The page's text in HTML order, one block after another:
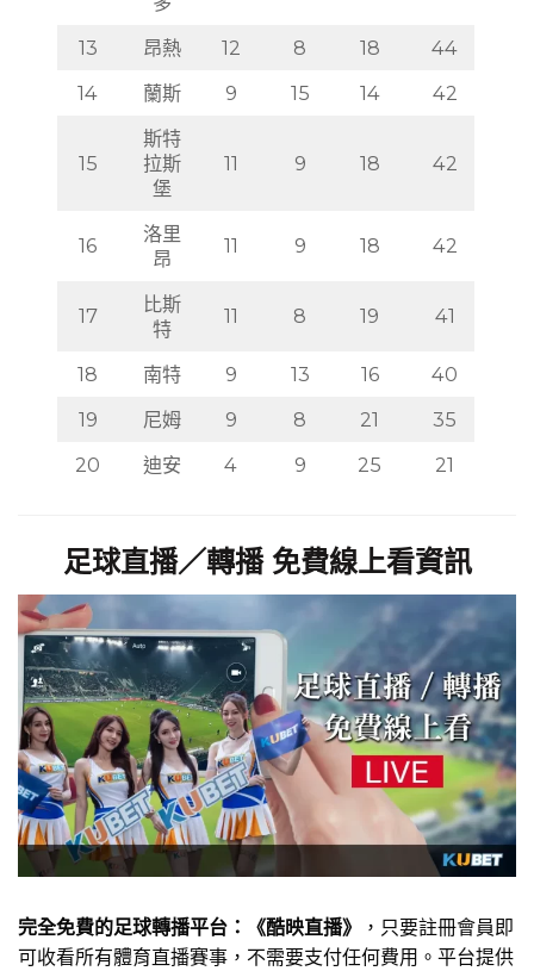
多
13 昂熱 12 8 18
44
14
蘭斯 9 15 14 42
15
斯特
拉斯
堡
11 9 18 42
16
洛里
昂
11 9 18 42
17
比斯
特
11 8 19 41
18 南特 9 13 16
40
19
尼姆 9 8 21
35
20
迪安 4 9 25 21
足球直播／轉播 免費線上看資訊
完全免費的足球轉播平台：《酷映直播》
，只要註冊會員即